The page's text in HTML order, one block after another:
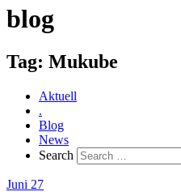
blog
Tag: Mukube
Aktuell
.
Blog
News
Search
Juni 27